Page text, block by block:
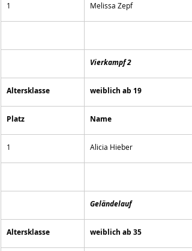
1 Melissa Zepf
Vierkampf 2
Altersklasse weiblich ab 19
Platz Name
1 Alicia Hieber
Geländelauf
Altersklasse weiblich ab 35